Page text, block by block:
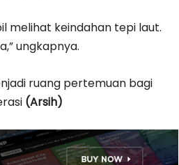
melihat keindahan tepi laut.
ungkapnya.
ruang pertemuan bagi
(Arsih)